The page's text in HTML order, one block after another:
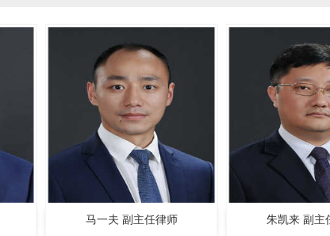
马一夫 副主任律师 朱凯来 副主